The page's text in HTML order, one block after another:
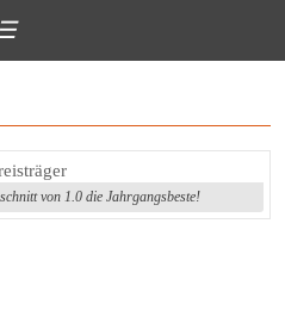
von 1.0 die Jahrgangsbeste!